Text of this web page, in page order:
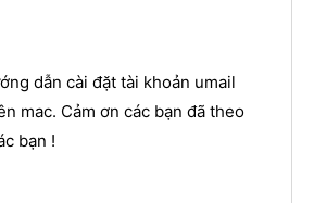
dẫn cài đặt tài khoản umail
mac. Cảm ơn các bạn đã theo
bạn !